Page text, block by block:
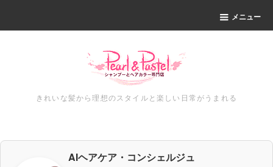
メニュー
きれいな髪から理想のスタイルと楽しい日常がうまれる
AIヘアケア・コンシェルジュ